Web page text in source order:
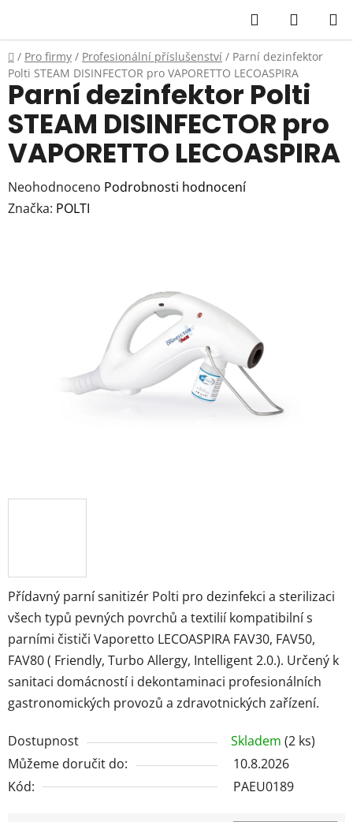
obsah
Hledat
KOŠÍK
Domů
/ Pro firmy / Profesionální příslušenství / Parní dezinfektor
Polti STEAM DISINFECTOR pro VAPORETTO LECOASPIRA
Přídavný parní sanitizér Polti pro dezinfekci a sterilizaci
všech typů pevných povrchů a textilií kompatibilní s
parními čističi Vaporetto LECOASPIRA FAV30, FAV50,
FAV80 ( Friendly, Turbo Allergy, Intelligent 2.0.). Určený k
sanitaci domácností i dekontaminaci profesionálních
gastronomických provozů a zdravotnických zařízení.
Dostupnost Skladem (2 ks)
Můžeme doručit do:
10.8.2026
Kód:
PAEU0189
Parní dezinfektor Polti
STEAM DISINFECTOR pro
VAPORETTO LECOASPIRA
Průměrné
hodnocení
Neohodnoceno Podrobnosti hodnocení
Značka: POLTI